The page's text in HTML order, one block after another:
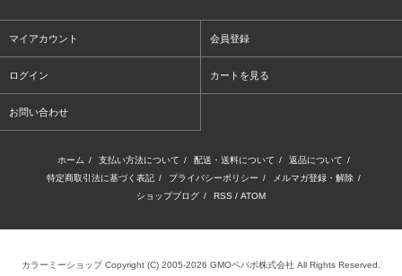
マイアカウント 会員登録
ログイン カートを見る
お問い合わせ
ホーム / 支払い方法について / 配送・送料について / 返品について /
特定商取引法に基づく表記 / プライバシーポリシー / メルマガ登録・解除 /
ショップブログ / RSS / ATOM
カラーミーショップCopyright (C) 2005-2026 GMOペパボ株式会社 All Rights Reserved.